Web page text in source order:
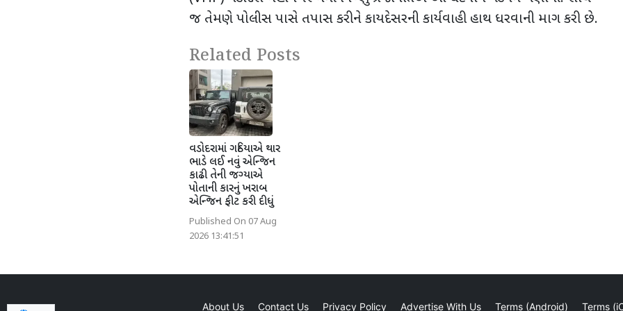
જ તેમણે પોલીસ પાસે તપાસ કરીને કાયદેસરની કાર્યવાહી હાથ ધરવાની માગ કરી છે.
Related Posts
વડોદરામાં ગઠિયાએ થાર
ભાડે લઈ નવું એન્જિન
કાઢી તેની જગ્યાએ
પોતાની કારનું ખરાબ
એન્જિન ફીટ કરી દીધું
Published On 07 Aug
2026 13:41:51
About Us Contact Us Privacy Policy Advertise With Us Terms (Android) Terms